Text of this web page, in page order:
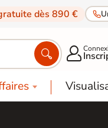
dès 890 €
 